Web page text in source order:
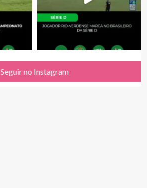
Seguir no Instagram